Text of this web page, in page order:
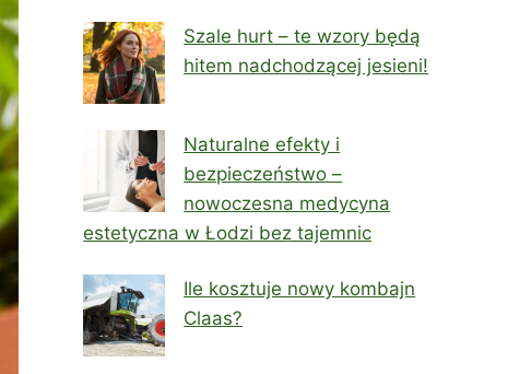
Szale hurt – te wzory będą
hitem nadchodzącej jesieni!
Naturalne efekty i
bezpieczeństwo –
nowoczesna medycyna
estetyczna w Łodzi bez tajemnic
Ile kosztuje nowy kombajn
Claas?